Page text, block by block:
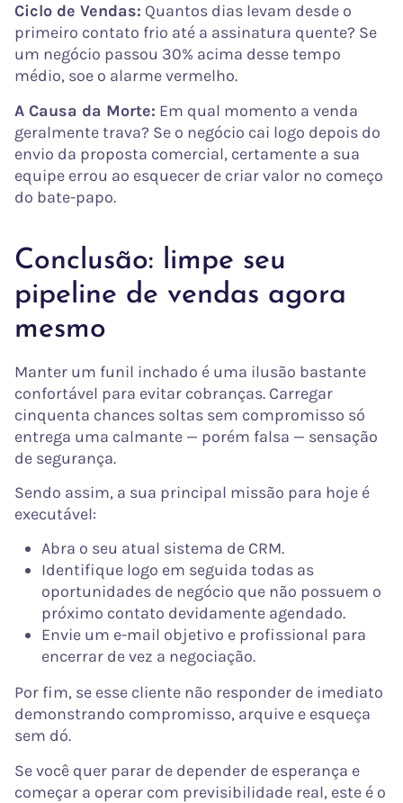
Ciclo de Vendas: Quantos dias levam desde o
primeiro contato frio até a assinatura quente? Se
um negócio passou 30% acima desse tempo
médio, soe o alarme vermelho.
A Causa da Morte: Em qual momento a venda
geralmente trava? Se o negócio cai logo depois do
envio da proposta comercial, certamente a sua
equipe errou ao esquecer de criar valor no começo
do bate-papo.
Conclusão: limpe seu
pipeline de vendas agora
mesmo
Manter um funil inchado é uma ilusão bastante
confortável para evitar cobranças. Carregar
cinquenta chances soltas sem compromisso só
entrega uma calmante — porém falsa — sensação
de segurança.
Sendo assim, a sua principal missão para hoje é
executável:
Abra o seu atual sistema de CRM.
Identifique logo em seguida todas as
oportunidades de negócio que não possuem o
próximo contato devidamente agendado.
Envie um e-mail objetivo e profissional para
encerrar de vez a negociação.
Por fim, se esse cliente não responder de imediato
demonstrando compromisso, arquive e esqueça
sem dó.
Se você quer parar de depender de esperança e
começar a operar com previsibilidade real, este é o